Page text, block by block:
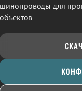
шинопроводы для
объектов